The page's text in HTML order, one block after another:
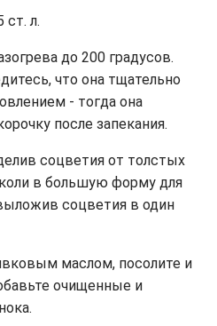
ст. л.
до 200 градусов.
что она тщательно
- тогда она
после запекания.
соцветия от толстых
в большую форму для
соцветия в один
маслом, посолите и
очищенные и